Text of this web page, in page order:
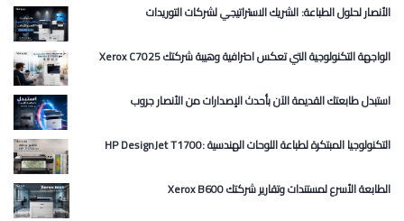
الأنصار لحلول الطباعة: الشريك الاستراتيجي لشركات التوريدات
Xerox C7025 الواجهة التكنولوجية التي تعكس احترافية وهيبة شركتك
استبدل طابعتك القديمة الآن بأحدث الإصدارات من الأنصار جروب
HP DesignJet T1700: التكنولوجيا المبتكرة لطباعة اللوحات الهندسية
Xerox B600 الطابعة الأسرع لمستندات وتقارير شركتك